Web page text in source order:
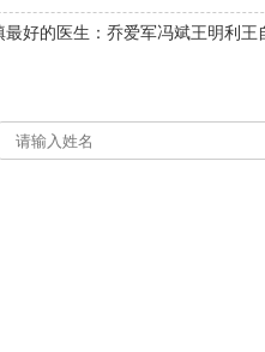
好的医生：乔爱军冯斌王明利王